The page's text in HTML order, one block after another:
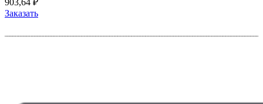
903,64 ₽
Заказать